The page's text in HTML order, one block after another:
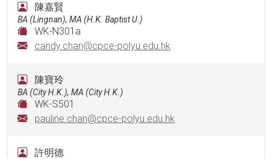
陳嘉賢
BA (Lingnan), MA (H.K. Baptist U.)
WK-N301a
candy.chan@cpce-polyu.edu.hk
陳寶玲
BA (City H.K.), MA (City H.K.)
WK-S501
pauline.chan@cpce-polyu.edu.hk
許明德